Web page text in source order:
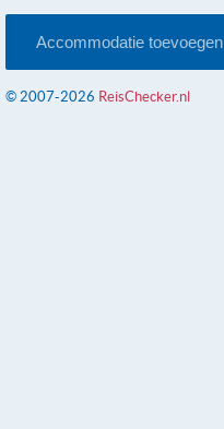
Accommodatie toevoegen
© 2007-2026 ReisChecker.nl